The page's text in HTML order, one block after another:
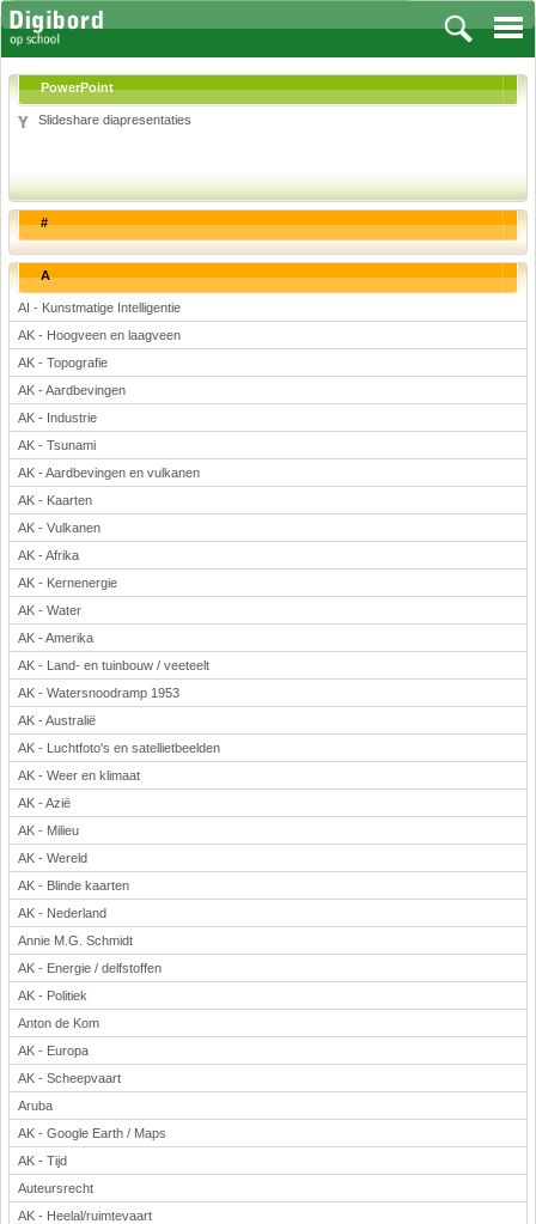
Vakken
Aardrijkskunde
Biologie
Engels
Frans, Duits, Chinees, Spaans
Geschiedenis
Handvaardigheid en Tekenen
Kunst en Cultuur
Levensbeschouwing
Lichamelijke opvoeding
Muziek
Natuurkunde
Nederlands
Rekenen
Scheikunde
Sport
Techniek
Verkeer
Wiskunde
Onderwerpen
Apps en tablets
Collecties digibord
Digiborden / touchscreens
Digibordtools
Downloads basisonderwijs
Herfst
Kerstmis
Kinder-/Jeugdboeken
Lente
Onderbouw PO
Pasen
Voetbal
PowerPoint
Slideshare diapresentaties
#
A
AI - Kunstmatige Intelligentie
AK - Hoogveen en laagveen
AK - Topografie
AK - Aardbevingen
AK - Industrie
AK - Tsunami
AK - Aardbevingen en vulkanen
AK - Kaarten
AK - Vulkanen
AK - Afrika
AK - Kernenergie
AK - Water
AK - Amerika
AK - Land- en tuinbouw / veeteelt
AK - Watersnoodramp 1953
AK - Australië
AK - Luchtfoto's en satellietbeelden
AK - Weer en klimaat
AK - Azië
AK - Milieu
AK - Wereld
AK - Blinde kaarten
AK - Nederland
Annie M.G. Schmidt
AK - Energie / delfstoffen
AK - Politiek
Anton de Kom
AK - Europa
AK - Scheepvaart
Aruba
AK - Google Earth / Maps
AK - Tijd
Auteursrecht
AK - Heelal/ruimtevaart